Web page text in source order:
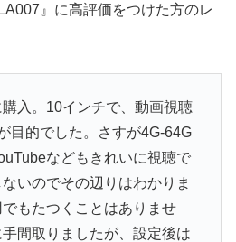
』に高評価をつけた方のレ
入。10インチで、動画視聴
目的でした。さすが4G-64G
などもきれいに視聴で
いのでその辺りはわかりま
もたつくことはありませ
間取りましたが、設定後は